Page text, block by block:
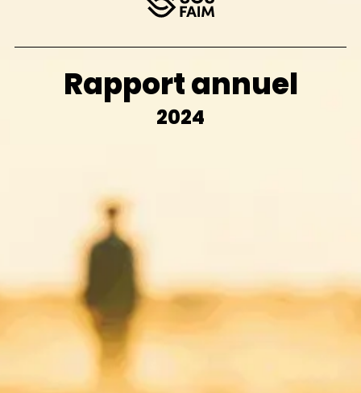
Rapport annuel
2024